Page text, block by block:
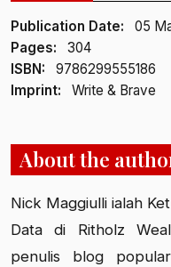
Publication Date:
05
Pages:
304
ISBN:
9786299555186
Imprint:
Write & Brave
About the
Nick Maggiulli ialah
Data di Ritholz
penulis blog